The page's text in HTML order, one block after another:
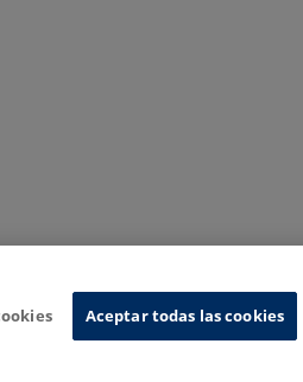
Información
Aceptar todas las cookies